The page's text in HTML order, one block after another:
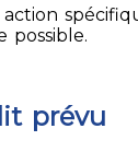
possible.
prévu